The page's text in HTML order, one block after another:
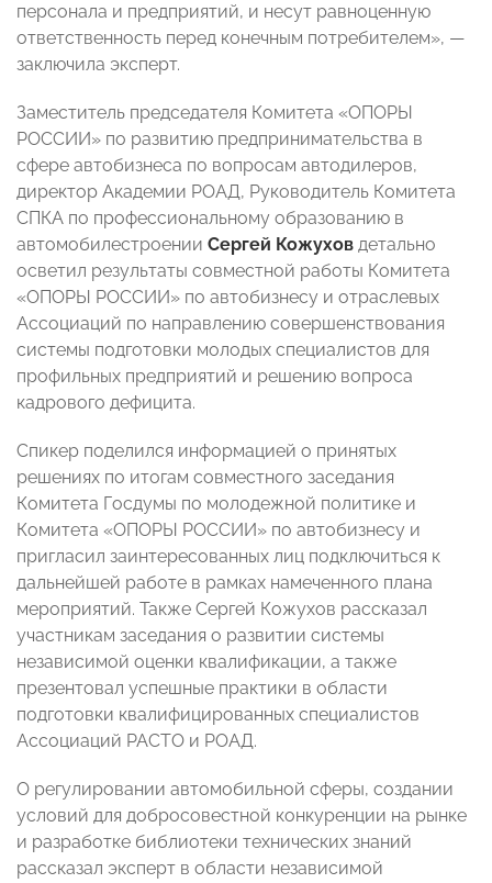
персонала и предприятий, и несут равноценную
ответственность перед конечным потребителем», —
заключила эксперт.
Заместитель председателя Комитета «ОПОРЫ
РОССИИ» по развитию предпринимательства в
сфере автобизнеса по вопросам автодилеров,
директор Академии РОАД, Руководитель Комитета
СПКА по профессиональному образованию в
автомобилестроении Сергей Кожухов детально
осветил результаты совместной работы Комитета
«ОПОРЫ РОССИИ» по автобизнесу и отраслевых
Ассоциаций по направлению совершенствования
системы подготовки молодых специалистов для
профильных предприятий и решению вопроса
кадрового дефицита.
Спикер поделился информацией о принятых
решениях по итогам совместного заседания
Комитета Госдумы по молодежной политике и
Комитета «ОПОРЫ РОССИИ» по автобизнесу и
пригласил заинтересованных лиц подключиться к
дальнейшей работе в рамках намеченного плана
мероприятий. Также Сергей Кожухов рассказал
участникам заседания о развитии системы
независимой оценки квалификации, а также
презентовал успешные практики в области
подготовки квалифицированных специалистов
Ассоциаций РАСТО и РОАД.
О регулировании автомобильной сферы, создании
условий для добросовестной конкуренции на рынке
и разработке библиотеки технических знаний
рассказал эксперт в области независимой